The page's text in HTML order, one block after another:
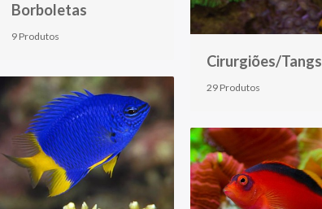
Borboletas
9 Produtos
Cirurgiões/Tangs
29 Produtos